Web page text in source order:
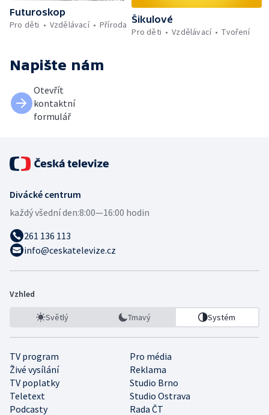
Futuroskop
Pro děti
Vzdělávací Příroda Šikulové
Pro děti
Vzdělávací Tvoření
Napište nám
Otevřít
kontaktní
formulář
Divácké centrum
každý všední den:8:00—16:00 hodin
261 136 113
info@ceskatelevize.cz
Vzhled
Světlý Tmavý Systém
TV program
Pro média
Živé vysílání
Reklama
TV poplatky
Studio Brno
Teletext
Studio Ostrava
Podcasty
Rada ČT